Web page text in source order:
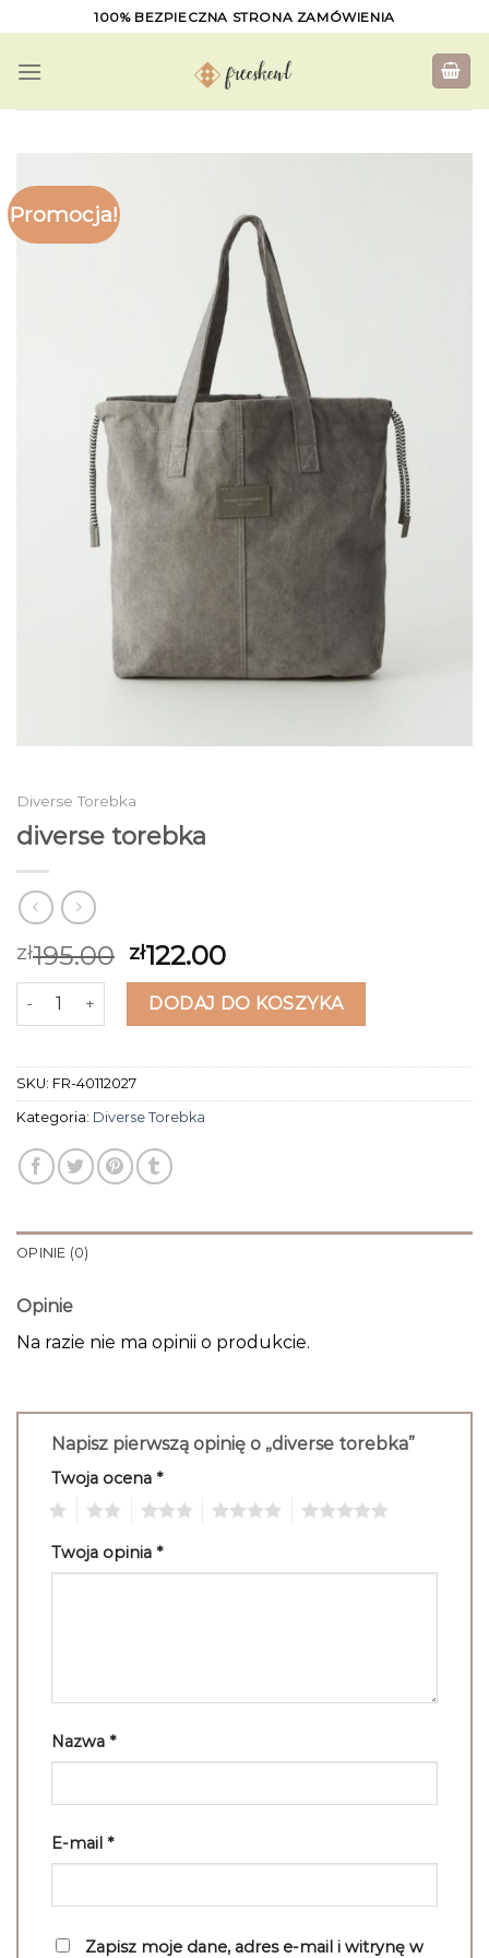
to
content
100% BEZPIECZNA STRONA ZAMÓWIENIA
Promocja!
Diverse Torebka
diverse torebka
zł195.00 zł122.00
ilość diverse torebkaDODAJ DO KOSZYKA
SKU: FR-40112027
Kategoria: Diverse Torebka
OPINIE (0)
Opinie
Na razie nie ma opinii o produkcie.
Napisz pierwszą opinię o „diverse torebka”
Twoja ocena *
Twoja opinia *
Nazwa *
E-mail *
Zapisz moje dane, adres e-mail i witrynę w